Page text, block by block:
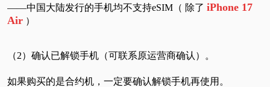
——中国大陆发行的手机均不支持eSIM（ 除了 iPhone 17
Air）
（2）确认已解锁手机（可联系原运营商确认）。
如果购买的是合约机，一定要确认解锁手机再使用。